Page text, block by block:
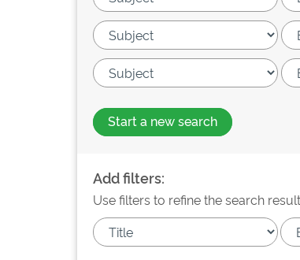
Start a new search
Add filters:
Use filters to refine the search